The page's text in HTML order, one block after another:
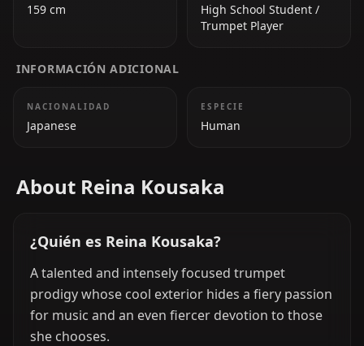
159 cm
High School Student /
Trumpet Player
INFORMACIÓN ADICIONAL
NACIONALIDAD
Japanese
ESPECIE
Human
About Reina Kousaka
¿Quién es Reina Kousaka?
A talented and intensely focused trumpet
prodigy whose cool exterior hides a fiery passion
for music and an even fiercer devotion to those
she chooses.